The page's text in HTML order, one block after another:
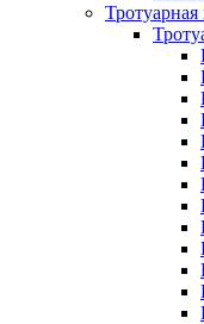
Тротуарная